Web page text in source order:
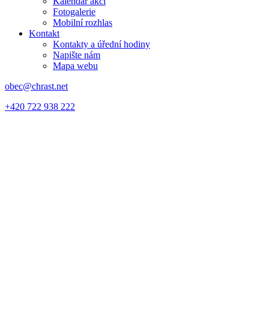
Fotogalerie
Mobilní rozhlas
Kontakt
Kontakty a úřední hodiny
Napište nám
Mapa webu
obec@chrast.net
+420 722 938 222